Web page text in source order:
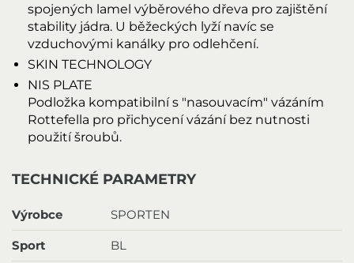
spojených lamel výběrového dřeva pro zajištění
stability jádra. U běžeckých lyží navíc se
vzduchovými kanálky pro odlehčení.
SKIN TECHNOLOGY
NIS PLATE
Podložka kompatibilní s "nasouvacím" vázáním
Rottefella pro přichycení vázání bez nutnosti
použití šroubů.
TECHNICKÉ PARAMETRY
Výrobce SPORTEN
Sport BL